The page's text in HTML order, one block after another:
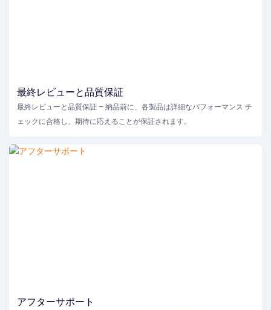
最終レビューと品質保証
最終レビューと品質保証 – 納品前に、各製品は詳細なパフォーマンス チ
ェックに合格し、期待に応えることが保証されます。
アフターサポート